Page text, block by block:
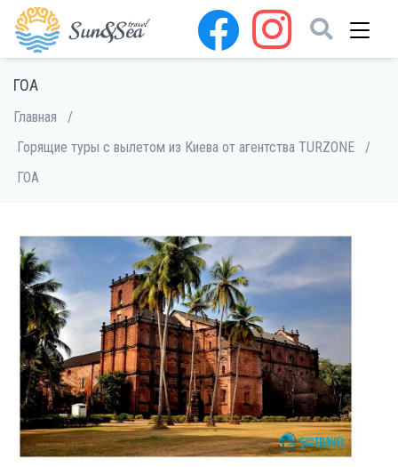
ГОА
Главная
/
Горящие туры с вылетом из Киева от агентства TURZONE
/
ГОА